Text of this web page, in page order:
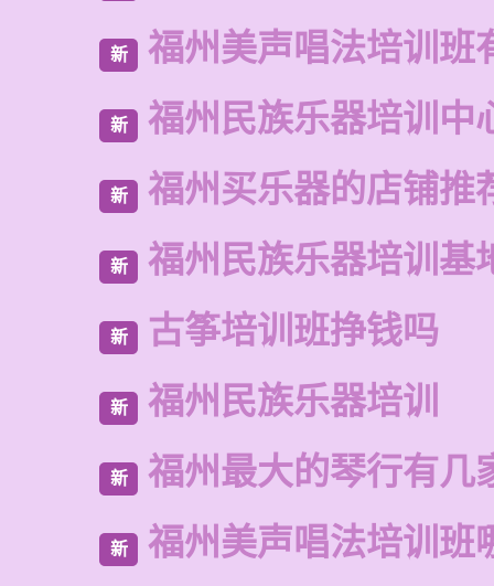
新 福州美声唱法培训班
新 福州民族乐器培训中
新 福州买乐器的店铺推
新 福州民族乐器培训基
新 古筝培训班挣钱吗
新 福州民族乐器培训
新 福州最大的琴行有几
新 福州美声唱法培训班